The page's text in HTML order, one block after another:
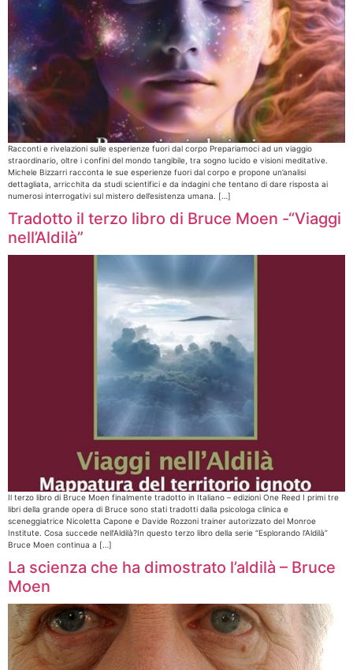
Racconti e rivelazioni sulle esperienze fuori dal corpo Prepariamoci ad un viaggio
straordinario, oltre i confini del mondo tangibile, tra sogno lucido e visioni meditative.
Michele Bizzarri racconta le sue esperienze fuori dal corpo e propone un’analisi
dettagliata, arricchita da studi scientifici e da indagini che tentano di dare risposta ai
numerosi interrogativi sul mistero dell’esistenza umana. […]
Tradotto il terzo libro di Bruce Moen -“Viaggi
nell’Aldilà”
Il terzo libro di Bruce Moen finalmente tradotto in Italiano – edizioni One Reed I primi tre
libri della grande opera di Bruce sono stati tradotti dalla psicologa clinica e
sceneggiatrice Nicoletta Capone e Davide Rozzoni trainer autorizzato del Monroe
Institute. Cosa succede nell’Aldilà?In questo terzo libro della serie “Esplorando l’Aldilà”
Bruce Moen continua a […]
La scienza che ha dimostrato l’aldilà – Bruce
Moen